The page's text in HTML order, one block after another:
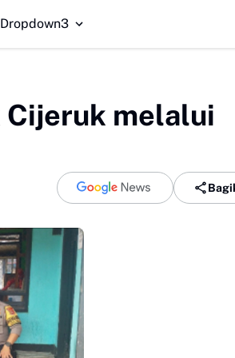
Kabupaten Sukabumi Siap Kaji Tuntutan
Dropdown3
Cijeruk melalui